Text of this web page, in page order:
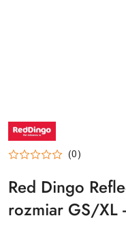
NAZWA
PRODUCENTA:
RED
DINGO (0)
Red Dingo
rozmiar GS/XL